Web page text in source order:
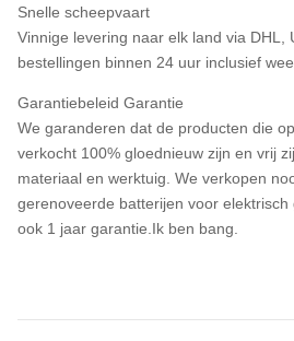
Snelle scheepvaart
Vinnige levering naar elk land via DHL,
bestellingen binnen 24 uur inclusief
Garantiebeleid Garantie
We garanderen dat de producten die
verkocht 100% gloednieuw zijn en vrij
materiaal en werktuig. We verkopen
gerenoveerde batterijen voor
ook 1 jaar garantie.Ik ben bang.